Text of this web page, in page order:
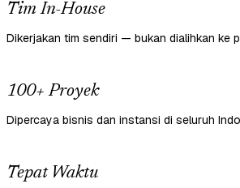
Tim In-House
Dikerjakan tim sendiri — bukan dialihkan ke
100+ Proyek
Dipercaya bisnis dan instansi di seluruh
Tepat Waktu